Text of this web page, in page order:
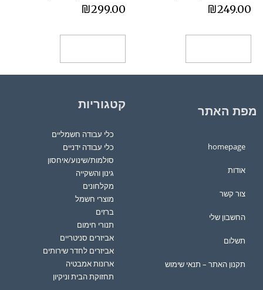
₪249.00
₪299.00
מפת האתר
homepage
אודות
צור קשר
החשבון שלי
תשלום
תקנון האתר – תנאי שימוש
קטגוריות
כלי עבודה חשמליים
כלי עבודה ידניים
סולמות/שינוע/איחסון
גינון והשקייה
מקלחונים
מוצרי חשמל
ברזים
תנורי חימום
אביזרים סניטריים
אביזרים לחדר שירותים
ארונות אמבטיה
תחזוקת הבית וניקיון